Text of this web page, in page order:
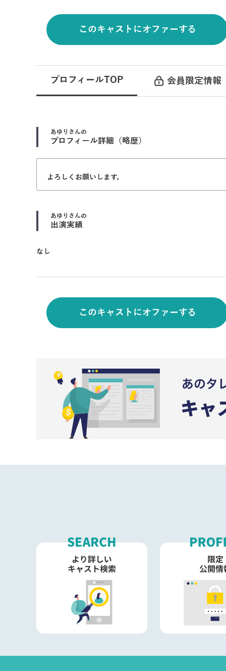
このキャストにオファーする
プロフィールTOP 会員限定情報
あゆり さんの
プロフィール詳細（略歴）
よろしくお願いします。
あゆり さんの
出演実績
なし
このキャストにオファーする